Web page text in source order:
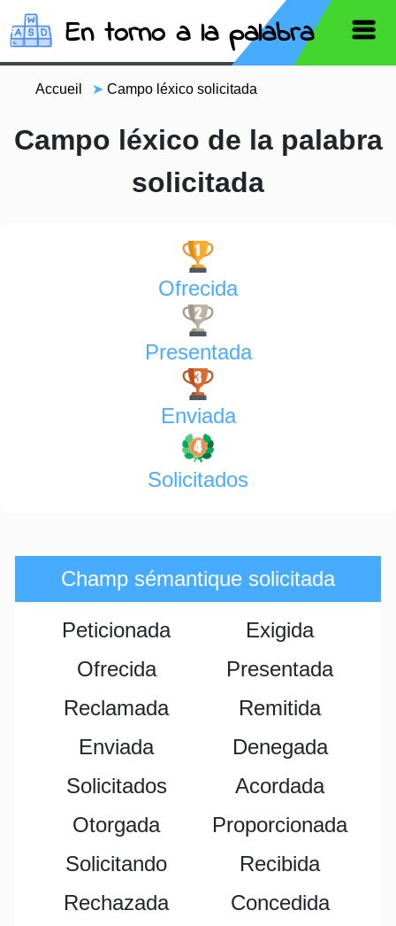
En torno a la palabra
Accueil ➤ Campo léxico solicitada
Campo léxico de la palabra
solicitada
Ofrecida
Presentada
Enviada
Solicitados
Champ sémantique solicitada
Peticionada
Exigida
Ofrecida
Presentada
Reclamada
Remitida
Enviada
Denegada
Solicitados
Acordada
Otorgada
Proporcionada
Solicitando
Recibida
Rechazada
Concedida